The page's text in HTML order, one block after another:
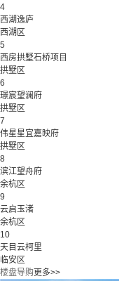
4
西湖逸庐
西湖区
5
西房拱墅石桥项目
拱墅区
6
璟宸望澜府
拱墅区
7
伟星星宜嘉映府
拱墅区
8
滨江望舟府
余杭区
9
云启玉渚
余杭区
10
天目云柯里
临安区
楼盘导购更多>>